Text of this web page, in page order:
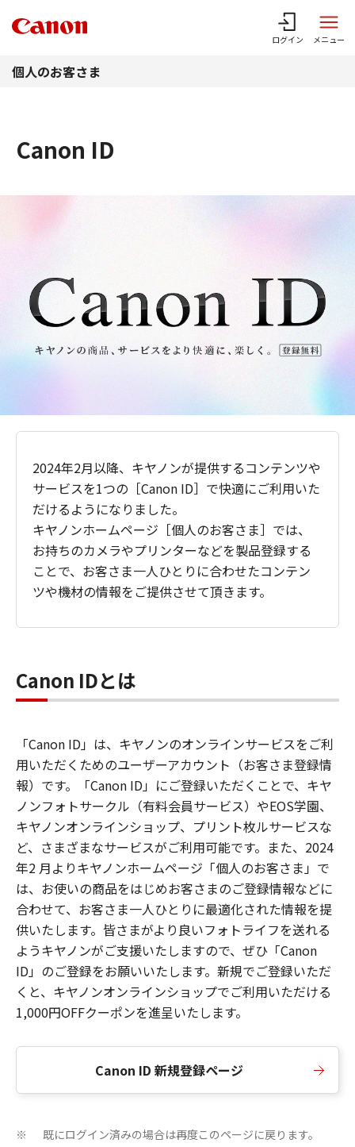
ログイン メニュー
個人のお客さま
Canon ID
2024年2月以降、キヤノンが提供するコンテンツや
サービスを1つの［Canon ID］で快適にご利用いた
だけるようになりました。
キヤノンホームページ［個人のお客さま］では、
お持ちのカメラやプリンターなどを製品登録する
ことで、お客さま一人ひとりに合わせたコンテン
ツや機材の情報をご提供させて頂きます。
Canon IDとは
「Canon ID」は、キヤノンのオンラインサービスをご利
用いただくためのユーザーアカウント（お客さま登録情
報）です。「Canon ID」にご登録いただくことで、キヤ
ノンフォトサークル（有料会員サービス）やEOS学園、
キヤノンオンラインショップ、プリント枚ルサービスな
ど、さまざまなサービスがご利用可能です。また、2024
年2 月よりキヤノンホームページ「個人のお客さま」で
は、お使いの商品をはじめお客さまのご登録情報などに
合わせて、お客さま一人ひとりに最適化された情報を提
供いたします。皆さまがより良いフォトライフを送れる
ようキヤノンがご支援いたしますので、ぜひ「Canon
ID」のご登録をお願いいたします。新規でご登録いただ
くと、キヤノンオンラインショップでご利用いただける
1,000円OFFクーポンを進呈いたします。
Canon ID 新規登録ページ
※ 既にログイン済みの場合は再度このページに戻ります。